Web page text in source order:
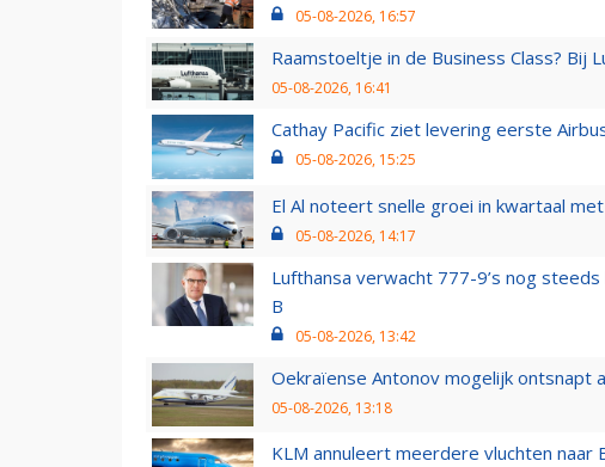
05-08-2026, 16:57
Raamstoeltje in de Business Class? Bij
05-08-2026, 16:41
Cathay Pacific ziet levering eerste
05-08-2026, 15:25
El Al noteert snelle groei in kwartaal
05-08-2026, 14:17
Lufthansa verwacht 777-9’s nog
B
05-08-2026, 13:42
Oekraïense Antonov mogelijk ontsnapt
05-08-2026, 13:18
KLM annuleert meerdere vluchten naar